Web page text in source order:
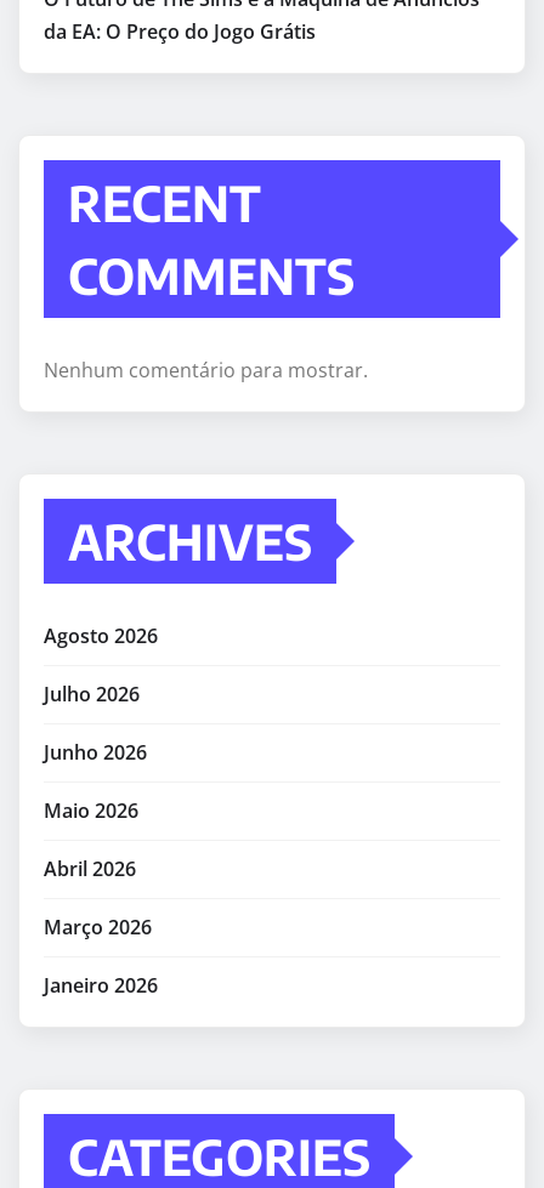
da EA: O Preço do Jogo Grátis
RECENT
COMMENTS
Nenhum comentário para mostrar.
ARCHIVES
Agosto 2026
Julho 2026
Junho 2026
Maio 2026
Abril 2026
Março 2026
Janeiro 2026
CATEGORIES